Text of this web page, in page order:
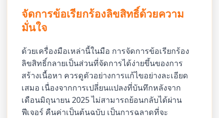
จัดการข้อเรียกร้องลิขสิทธิ์ด้วยความ
มั่นใจ
ด้วยเครื่องมือเหล่านี้ในมือ การจัดการข้อเรียกร้อง
ลิขสิทธิ์กลายเป็นส่วนที่จัดการได้ง่ายขึ้นของการ
สร้างเนื้อหา ควรดูตัวอย่างการแก้ไขอย่างละเอียด
เสมอ เนื่องจากการเปลี่ยนแปลงที่บันทึกหลังจาก
เดือนมิถุนายน 2025 ไม่สามารถย้อนกลับได้ผ่าน
ฟีเจอร์ คืนค่าเป็นต้นฉบับ เป็นการฉลาดที่จะ